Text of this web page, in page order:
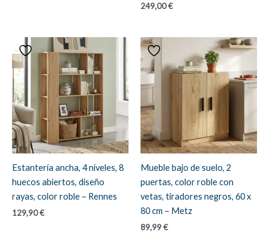
249,00€
Estantería ancha, 4 niveles, 8
huecos abiertos, diseño
rayas, color roble – Rennes
129,90€
Mueble bajo de suelo, 2
puertas, color roble con
vetas, tiradores negros, 60 x
80 cm – Metz
89,99€